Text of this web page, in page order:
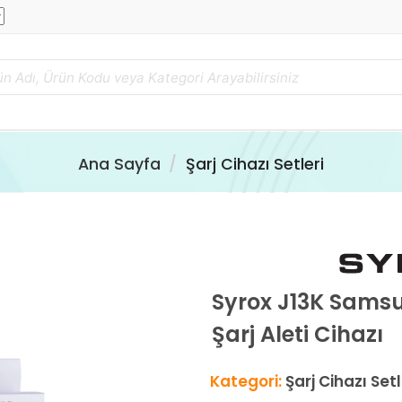
Ana Sayfa Şarj Cihazı Setleri
Syrox J13K
Şarj Aleti Cihazı
Kategori: Şarj Cihazı